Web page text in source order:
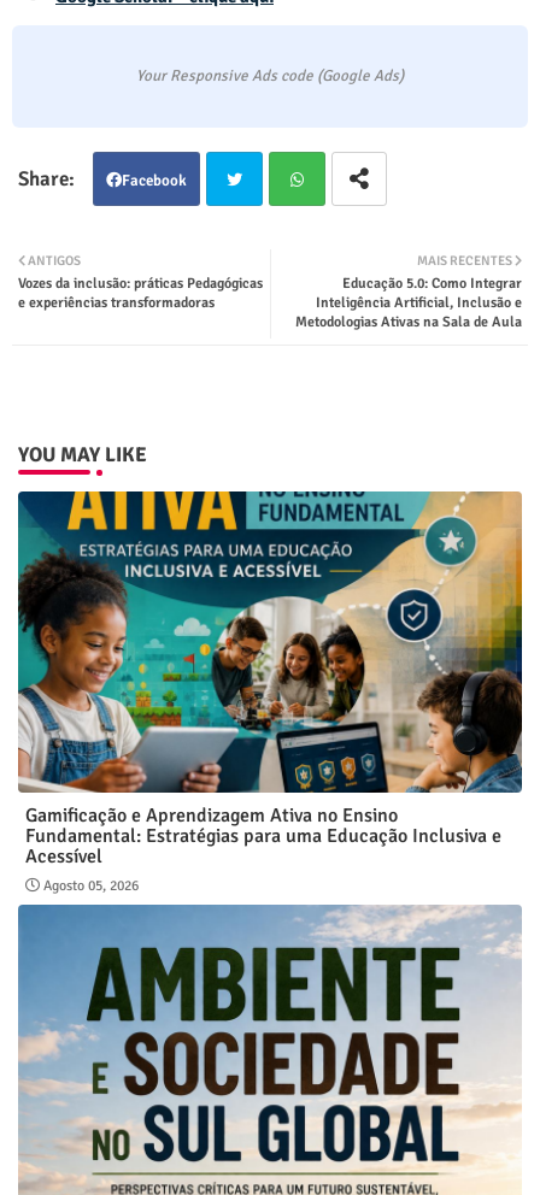
Your Responsive Ads code (Google Ads)
Facebook
ter
MAIS RECENTES
Educação 5.0: Como Integrar
Inteligência Artificial, Inclusão e
Metodologias Ativas na Sala de Aula
ANTIGOS
Vozes da inclusão: práticas Pedagógicas
e experiências transformadoras
YOU MAY LIKE
Gamificação e Aprendizagem Ativa no Ensino
Fundamental: Estratégias para uma Educação Inclusiva e
Acessível
Agosto 05, 2026